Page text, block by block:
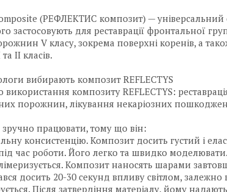
(РЕФЛЕКТИС композит) — універсальний
застосовують для реставрації фронтальної
V класу, зокрема поверхні коренів, а
II класів.
вибирають композит REFLECTYS
композиту REFLECTYS:
порожнин, лікування некаріозних
зручно працювати, тому що він:
консистенцію. Композит досить густий і
час роботи. Його легко та швидко моделювати.
Композит наносять шарами
досить 20-30 секунд впливу світлом, залежно
Після затвердіння матеріалу, йому